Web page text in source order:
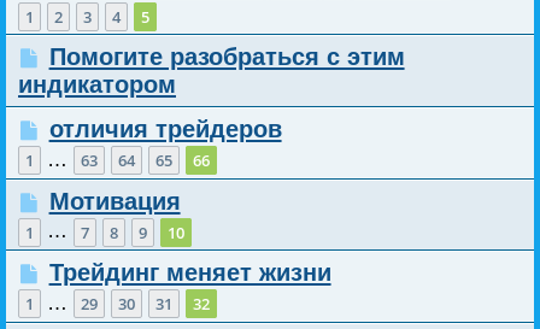
1 2 3 4 5
Помогите разобраться с этим
индикатором
отличия трейдеров
1 … 63 64 65 66
Мотивация
1 … 7 8 9 10
Трейдинг меняет жизни
1 … 29 30 31 32